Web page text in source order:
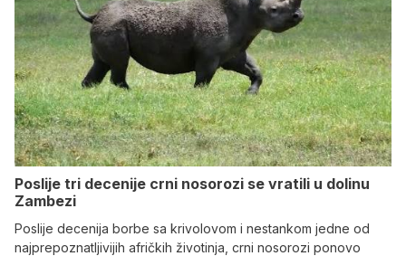
Poslije tri decenije crni nosorozi se vratili u dolinu
Zambezi
Poslije decenija borbe sa krivolovom i nestankom jedne od
najprepoznatljivijih afričkih životinja, crni nosorozi ponovo